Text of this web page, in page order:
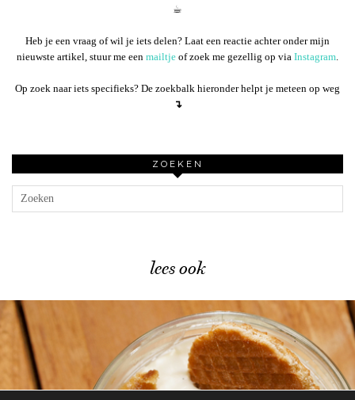
☕︎
Heb je een vraag of wil je iets delen? Laat een reactie achter onder mijn
nieuwste artikel, stuur me een mailtje of zoek me gezellig op via Instagram
Op zoek naar iets specifieks? De zoekbalk hieronder helpt je meteen op weg
↴
ZOEKEN
lees ook